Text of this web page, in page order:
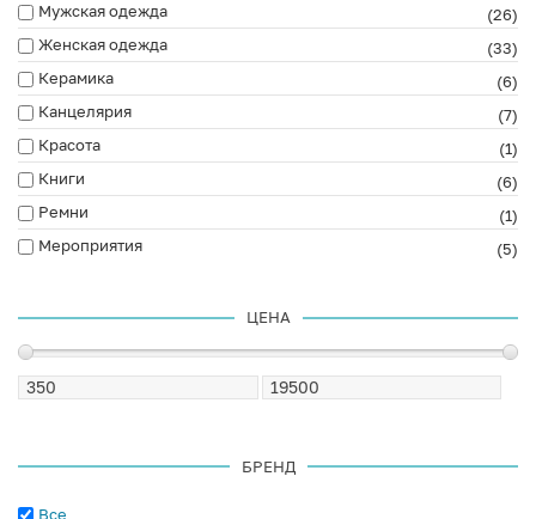
Мужская одежда
(26)
Женская одежда
(33)
Керамика
(6)
Канцелярия
(7)
Красота
(1)
Книги
(6)
Ремни
(1)
Мероприятия
(5)
ЦЕНА
БРЕНД
Все